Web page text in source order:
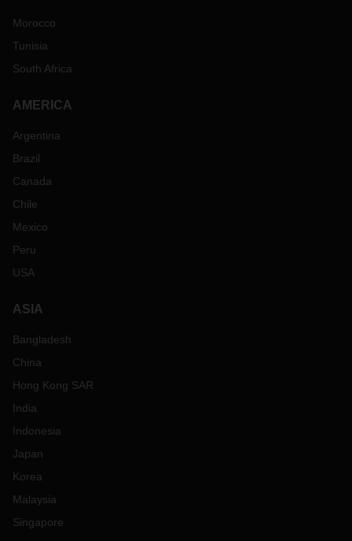
Morocco
Tunisia
South Africa
AMERICA
Argentina
Brazil
Canada
Chile
Mexico
Peru
USA
ASIA
Bangladesh
China
Hong Kong SAR
India
Indonesia
Japan
Korea
Malaysia
Singapore